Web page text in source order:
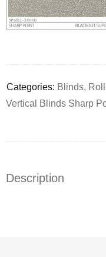
Categories: Blinds,
Vertical Blinds Sharp
Description